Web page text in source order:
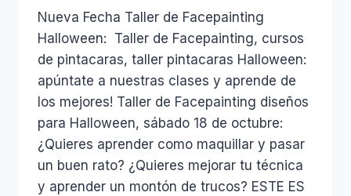
Nueva Fecha Taller de Facepainting
Halloween: Taller de Facepainting, cursos
de pintacaras, taller pintacaras Halloween:
apúntate a nuestras clases y aprende de
los mejores! Taller de Facepainting diseños
para Halloween, sábado 18 de octubre:
¿Quieres aprender como maquillar y pasar
un buen rato? ¿Quieres mejorar tu técnica
y aprender un montón de trucos? ESTE ES